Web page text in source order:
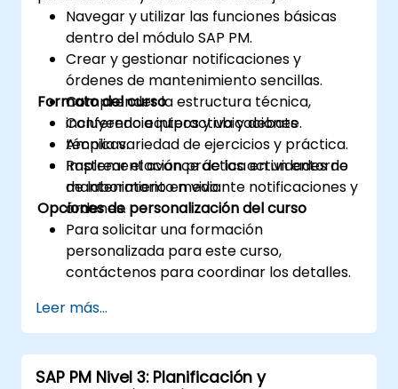
Navegar y utilizar las funciones básicas
dentro del módulo SAP PM.
Crear y gestionar notificaciones y
órdenes de mantenimiento sencillas.
Comprender la estructura técnica,
incluyendo equipos y ubicaciones
técnicas.
Rastrear el avance de las actividades de
mantenimiento mediante notificaciones y
órdenes.
Formato del curso
Conferencia interactiva y debate.
Amplia variedad de ejercicios y práctica.
Implementación práctica en un entorno
de laboratorio en vivo.
Opciones de personalización del curso
Para solicitar una formación
personalizada para este curso,
contáctenos para coordinar los detalles.
Leer más...
SAP PM Nivel 3: Planificación y